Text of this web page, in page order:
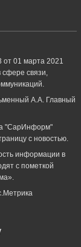
01 марта 2021
связи,
А.А. Главный
"СарИнформ"
с новостью.
информации в
с пометкой